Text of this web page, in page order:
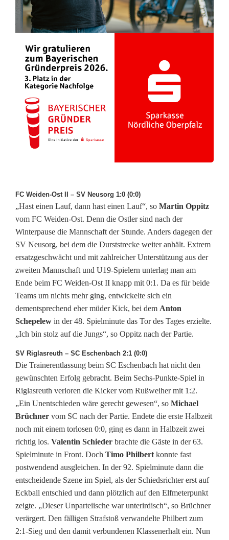
FC Weiden-Ost II – SV Neusorg 1:0 (0:0)
„Hast einen Lauf, dann hast einen Lauf“, so Martin Oppitz
vom FC Weiden-Ost. Denn die Ostler sind nach der
Winterpause die Mannschaft der Stunde. Anders dagegen der
SV Neusorg, bei dem die Durststrecke weiter anhält. Extrem
ersatzgeschwächt und mit zahlreicher Unterstützung aus der
zweiten Mannschaft und U19-Spielern unterlag man am
Ende beim FC Weiden-Ost II knapp mit 0:1. Da es für beide
Teams um nichts mehr ging, entwickelte sich ein
dementsprechend eher müder Kick, bei dem Anton
Schepelew in der 48. Spielminute das Tor des Tages erzielte.
„Ich bin stolz auf die Jungs“, so Oppitz nach der Partie.
SV Riglasreuth – SC Eschenbach 2:1 (0:0)
Die Trainerentlassung beim SC Eschenbach hat nicht den
gewünschten Erfolg gebracht. Beim Sechs-Punkte-Spiel in
Riglasreuth verloren die Kicker vom Rußweiher mit 1:2.
„Ein Unentschieden wäre gerecht gewesen“, so Michael
Brüchner vom SC nach der Partie. Endete die erste Halbzeit
noch mit einem torlosen 0:0, ging es dann in Halbzeit zwei
richtig los. Valentin Schieder brachte die Gäste in der 63.
Spielminute in Front. Doch Timo Philbert konnte fast
postwendend ausgleichen. In der 92. Spielminute dann die
entscheidende Szene im Spiel, als der Schiedsrichter erst auf
Eckball entschied und dann plötzlich auf den Elfmeterpunkt
zeigte. „Dieser Unparteiische war unterirdisch“, so Brüchner
verärgert. Den fälligen Strafstoß verwandelte Philbert zum
2:1-Sieg und den damit verbundenen Klassenerhalt ein. Nun